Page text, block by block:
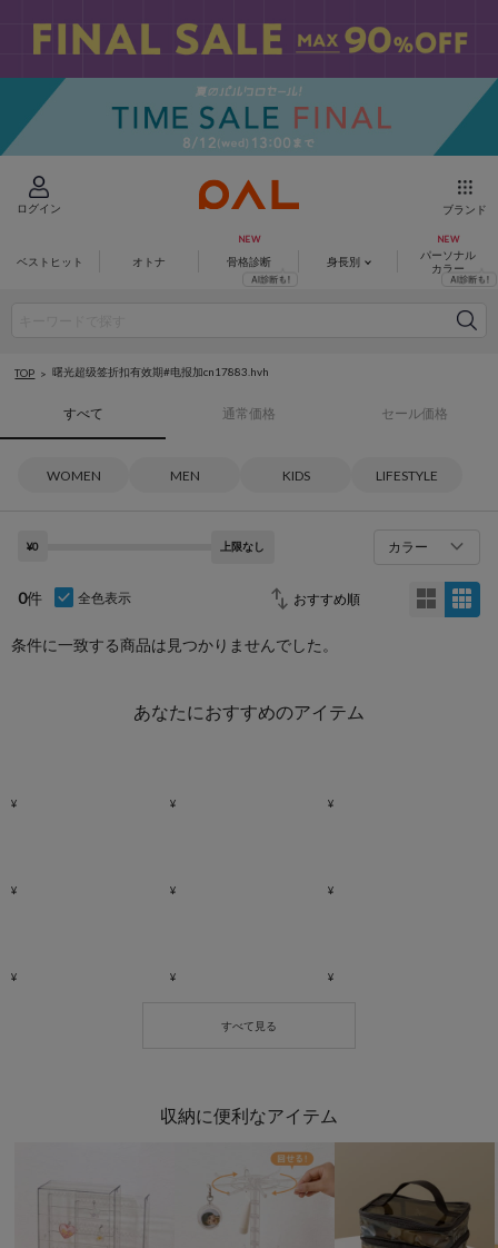
ログイン ブランド
ベストヒット オトナ 骨格診断 身長別
パーソナル
カラー
TOP 曙光超级签折扣有效期#电报加cn17883.hvh
すべて 通常価格 セール価格
WOMEN MEN KIDS LIFESTYLE
¥0 上限なし カラー
0件 全色表示
条件に一致する商品は見つかりませんでした。
あなたにおすすめのアイテム
収納に便利なアイテム